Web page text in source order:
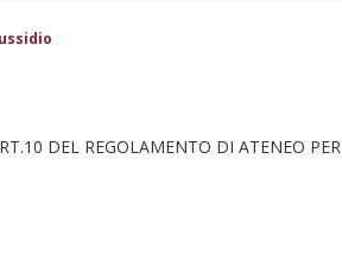
DEL REGOLAMENTO DI ATENEO